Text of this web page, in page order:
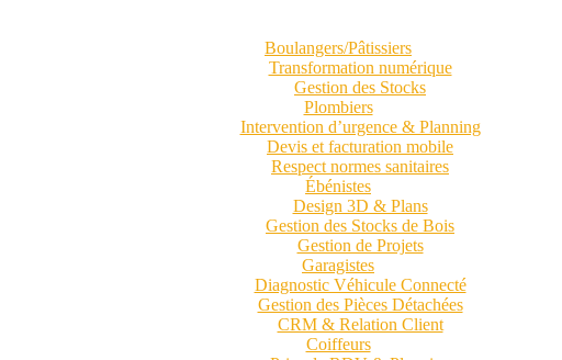
Boulangers/Pâtissiers
Transformation numérique
Gestion des Stocks
Plombiers
Intervention d’urgence & Planning
Devis et facturation mobile
Respect normes sanitaires
Ébénistes
Design 3D & Plans
Gestion des Stocks de Bois
Gestion de Projets
Garagistes
Diagnostic Véhicule Connecté
Gestion des Pièces Détachées
CRM & Relation Client
Coiffeurs